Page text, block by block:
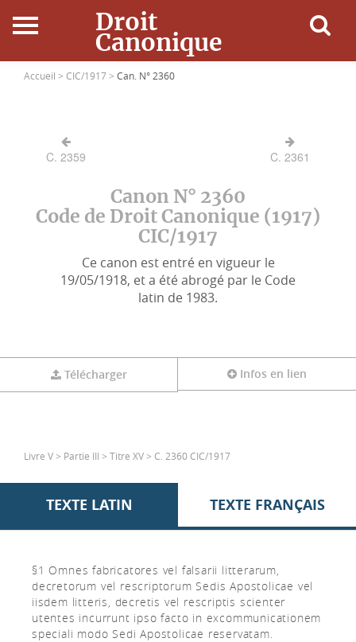
Droit
Canonique
Accueil
Ressources
Accueil > CIC/1917 > Can. N° 2360
C. 2359 C. 2361
Canon N° 2360
Code de Droit Canonique (1917)
CIC/1917
Ce canon est entré en vigueur le
19/05/1918, et a été abrogé par le Code
latin de 1983.
Télécharger Infos en lien
Livre V > Partie III > Titre XV > C. 2360 CIC/1917
TEXTE LATIN TEXTE FRANÇAIS
§1 Omnes fabricatores vel falsarii litterarum,
decretorum vel rescriptorum Sedis Apostolicae vel
iisdem litteris, decretis vel rescriptis scienter
utentes incurrunt ipso facto in excommunicationem
speciali modo Sedi Apostolicae reservatam.